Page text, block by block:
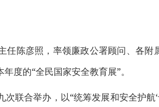
任陈彦照，率领廉政公署顾问、各
度的“全民国家安全教育展”。
联合举办，以“统筹发展和安全护航